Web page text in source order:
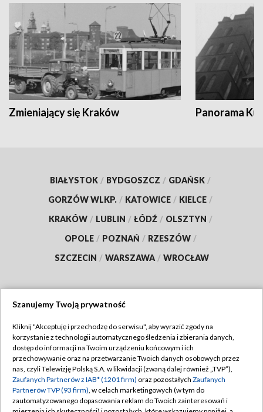
Zmieniający się Kraków Panorama
BIAŁYSTOK / BYDGOSZCZ / GDAŃSK /
GORZÓW WLKP. / KATOWICE / KIELCE /
KRAKÓW / LUBLIN / ŁÓDŹ / OLSZTYN /
OPOLE / POZNAŃ / RZESZÓW /
SZCZECIN / WARSZAWA / WROCŁAW
TVP
Abonament TVP
Emisja w TVP
Centrum informacji TVP
Regulamin TVP
Polityka prywatności
Moje zgody
Szanujemy Twoją prywatność
Kliknij "Akceptuję i przechodzę do serwisu", aby wyrazić zgody na
korzystanie z technologii automatycznego śledzenia i zbierania danych,
dostęp do informacji na Twoim urządzeniu końcowym i ich
przechowywanie oraz na przetwarzanie Twoich danych osobowych przez
nas, czyli Telewizję Polską S.A. w likwidacji (zwaną dalej również „TVP”),
Zaufanych Partnerów z IAB* (1201 firm) oraz pozostałych Zaufanych
Partnerów TVP (93 firm), w celach marketingowych (w tym do
zautomatyzowanego dopasowania reklam do Twoich zainteresowań i